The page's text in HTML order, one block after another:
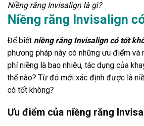
Niềng răng Invisalign là gì?
Niềng răng Invisalign
Để biết niềng răng Invisalign có tốt
phương pháp này có những ưu điểm và
phí niềng là bao nhiêu, tác dụng của
thế nào? Từ đó mới xác định được là
có tốt không?
Ưu điểm của niềng răng